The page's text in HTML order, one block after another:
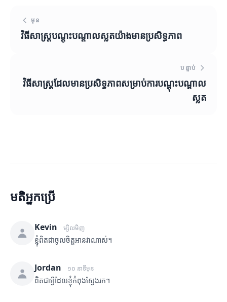
មុន
វិធីសាស្ត្របណ្តុះបណ្តាលស្លតយ៉ាងមានប្រសិទ្ធភាព
បន្ទាប់
វិធីសាស្ត្រដែលមានប្រសិទ្ធភាពសម្រាប់ការបណ្តុះបណ្តាល
ស្លត
មតិអ្នកប្រើ
Kevin ម្សិលមិញ
ខ្ញុំពិតជាចូលចិត្តអានវាណាស់។
Jordan ១០ នាទីមុន
ពិតជាអ្វីដែលខ្ញុំកំពុងស្វែងរក។